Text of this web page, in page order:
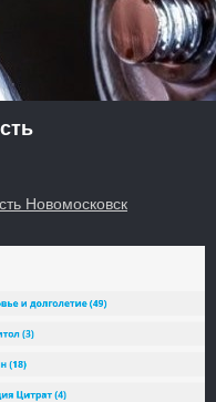
Новомосковск